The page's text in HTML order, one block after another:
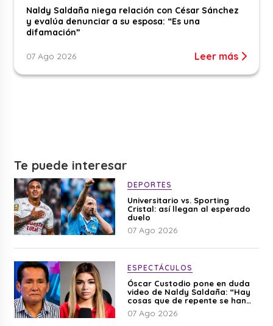
Naldy Saldaña niega relación con César Sánchez
y evalúa denunciar a su esposa: “Es una
difamación”
07 Ago 2026 Leer más
Te puede interesar
DEPORTES
Universitario vs. Sporting
Cristal: así llegan al esperado
duelo
07 Ago 2026
ESPECTÁCULOS
Óscar Custodio pone en duda
video de Naldy Saldaña: “Hay
cosas que de repente se han
editado”
07 Ago 2026